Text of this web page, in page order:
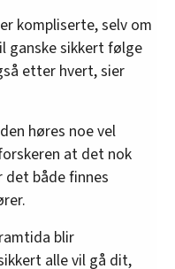
kompliserte, selv om
ganske sikkert følge
etter hvert, sier
høres noe vel
at det nok
både finnes
blir
alle vil gå dit,